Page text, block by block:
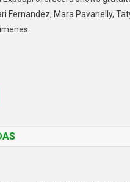
Fernandez, Mara Pavanelly,